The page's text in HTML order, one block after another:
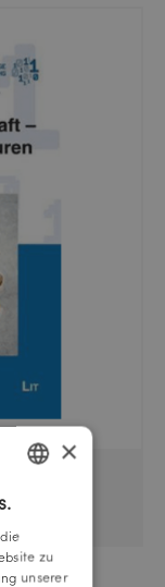
GERMAN
×
zu
unserer